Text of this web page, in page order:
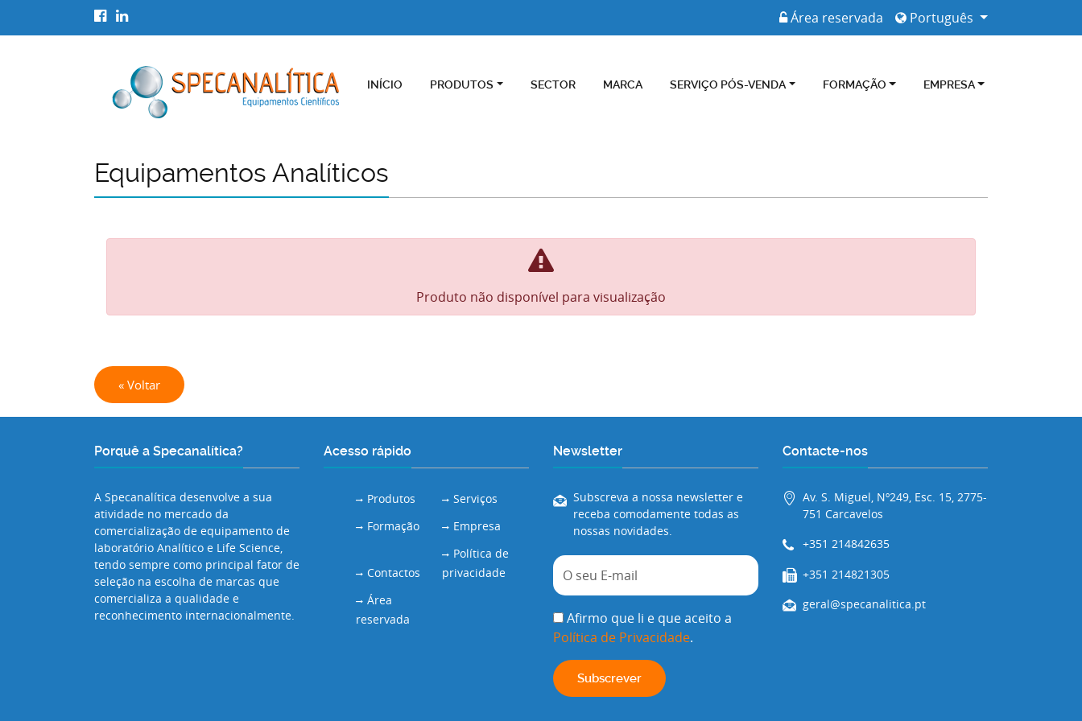
Português
Área reservada
INÍCIO PRODUTOS SECTOR MARCA SERVIÇO PÓS-VENDA FORMAÇÃO EMPRESA
Equipamentos Analíticos
Produto não disponível para visualização
« Voltar
Porquê a Specanalítica?
A Specanalítica desenvolve a sua
atividade no mercado da
comercialização de equipamento de
laboratório Analítico e Life Science,
tendo sempre como principal fator de
seleção na escolha de marcas que
comercializa a qualidade e
reconhecimento internacionalmente.
Acesso rápido
Produtos
Serviços
Formação
Empresa
Contactos
Política de
privacidade
Área
reservada
Newsletter
Subscreva a nossa newsletter e
receba comodamente todas as
nossas novidades.
Afirmo que li e que aceito a
Política de Privacidade.
Contacte-nos
Av. S. Miguel, Nº249, Esc. 15, 2775-
751 Carcavelos
+351 214842635
+351 214821305
geral@specanalitica.pt